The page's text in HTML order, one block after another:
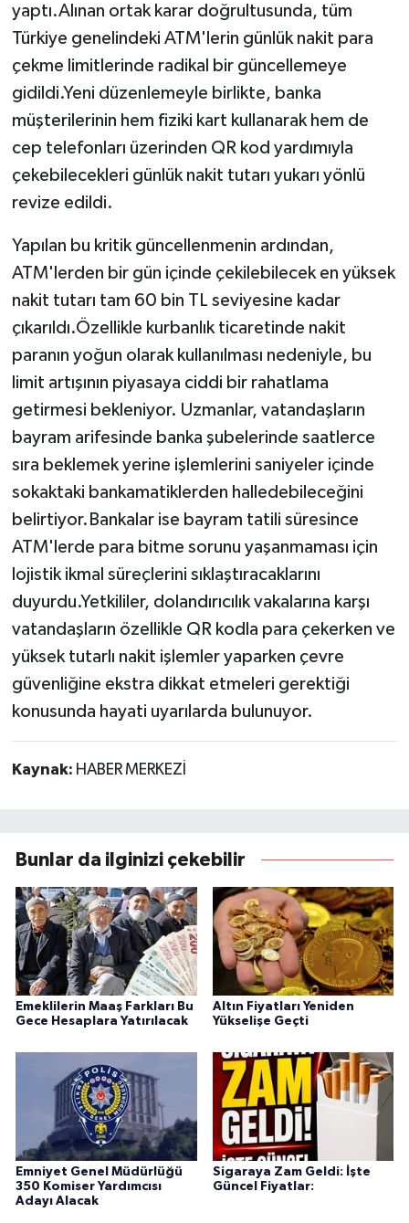
yaptı.Alınan ortak karar doğrultusunda, tüm
Türkiye genelindeki ATM'lerin günlük nakit para
çekme limitlerinde radikal bir güncellemeye
gidildi.Yeni düzenlemeyle birlikte, banka
müşterilerinin hem fiziki kart kullanarak hem de
cep telefonları üzerinden QR kod yardımıyla
çekebilecekleri günlük nakit tutarı yukarı yönlü
revize edildi.
Yapılan bu kritik güncellenmenin ardından,
ATM'lerden bir gün içinde çekilebilecek en yüksek
nakit tutarı tam 60 bin TL seviyesine kadar
çıkarıldı.Özellikle kurbanlık ticaretinde nakit
paranın yoğun olarak kullanılması nedeniyle, bu
limit artışının piyasaya ciddi bir rahatlama
getirmesi bekleniyor. Uzmanlar, vatandaşların
bayram arifesinde banka şubelerinde saatlerce
sıra beklemek yerine işlemlerini saniyeler içinde
sokaktaki bankamatiklerden halledebileceğini
belirtiyor.Bankalar ise bayram tatili süresince
ATM'lerde para bitme sorunu yaşanmaması için
lojistik ikmal süreçlerini sıklaştıracaklarını
duyurdu.Yetkililer, dolandırıcılık vakalarına karşı
vatandaşların özellikle QR kodla para çekerken ve
yüksek tutarlı nakit işlemler yaparken çevre
güvenliğine ekstra dikkat etmeleri gerektiği
konusunda hayati uyarılarda bulunuyor.
Kaynak: HABER MERKEZİ
Bunlar da ilginizi çekebilir
Emeklilerin Maaş Farkları Bu
Gece Hesaplara Yatırılacak
Altın Fiyatları Yeniden
Yükselişe Geçti
Emniyet Genel Müdürlüğü
350 Komiser Yardımcısı
Adayı Alacak
Sigaraya Zam Geldi: İşte
Güncel Fiyatlar: